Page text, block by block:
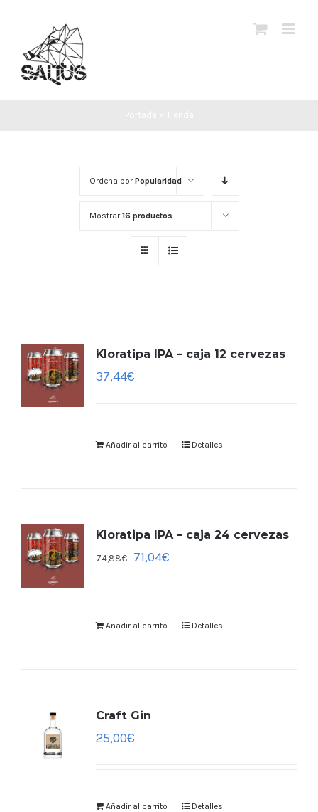
contenido
Ordena porPopularidad
Mostrar16 productos
Kloratipa IPA – caja 12 cervezas
37,44€
Añadir al carrito Detalles
Kloratipa IPA – caja 24 cervezas
74,88€ 71,04€
Añadir al carrito Detalles
Craft Gin
25,00€
Añadir al carrito Detalles